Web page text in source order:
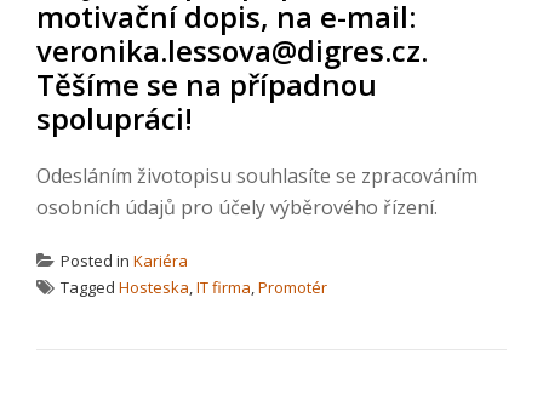
motivační dopis, na e-mail:
veronika.lessova@digres.cz.
Těšíme se na případnou
spolupráci!
Odesláním životopisu souhlasíte se zpracováním
osobních údajů pro účely výběrového řízení.
Posted in Kariéra
Tagged Hosteska,IT firma,Promotér